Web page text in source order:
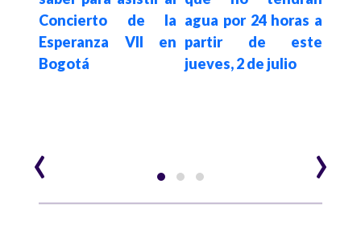
Concierto de la
Esperanza VII en
Bogotá
agua por 24 horas a
partir de este
jueves, 2 de julio
‹ ›